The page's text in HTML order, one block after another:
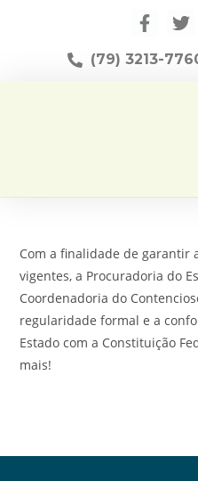
(79) 3213-
Com a finalidade de garantir
vigentes, a Procuradoria do
Coordenadoria do
regularidade formal e a
Estado com a Constituição
mais!